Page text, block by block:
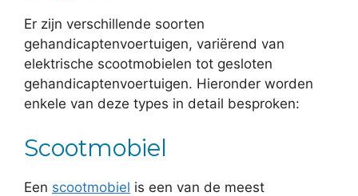
Er zijn verschillende soorten
gehandicaptenvoertuigen, variërend van
elektrische scootmobielen tot gesloten
gehandicaptenvoertuigen. Hieronder worden
enkele van deze types in detail besproken:
Scootmobiel
Een scootmobiel is een van de meest